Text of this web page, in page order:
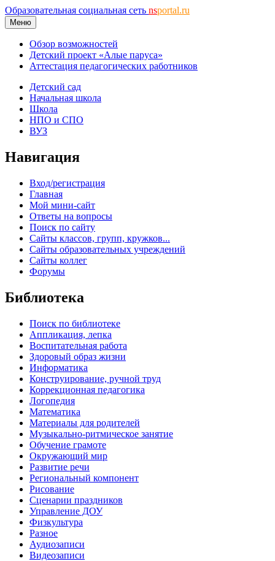
Образовательная социальная сеть nsportal.ru
Меню
Обзор возможностей
Детский проект «Алые паруса»
Аттестация педагогических работников
Детский сад
Начальная школа
Школа
НПО и СПО
ВУЗ
Навигация
Вход/регистрация
Главная
Мой мини-сайт
Ответы на вопросы
Поиск по сайту
Сайты классов, групп, кружков...
Сайты образовательных учреждений
Сайты коллег
Форумы
Библиотека
Поиск по библиотеке
Аппликация, лепка
Воспитательная работа
Здоровый образ жизни
Информатика
Конструирование, ручной труд
Коррекционная педагогика
Логопедия
Математика
Материалы для родителей
Музыкально-ритмическое занятие
Обучение грамоте
Окружающий мир
Развитие речи
Региональный компонент
Рисование
Сценарии праздников
Управление ДОУ
Физкультура
Разное
Аудиозаписи
Видеозаписи